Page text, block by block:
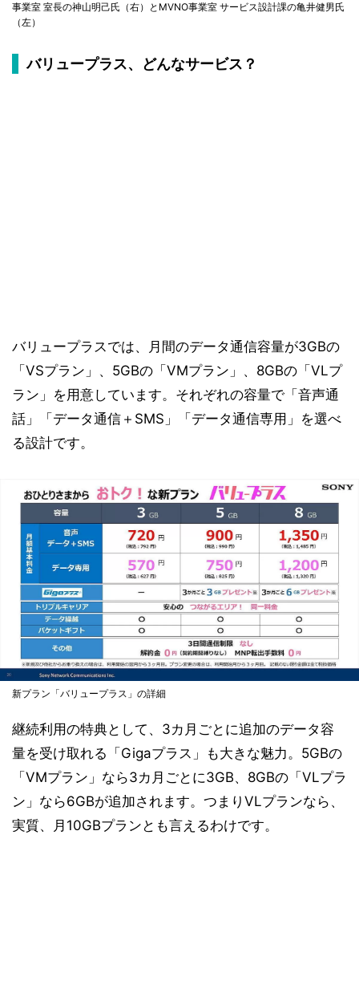
事業室 室長の神山明己氏（右）とMVNO事業室 サービス設計課の亀井健男氏
（左）
バリュープラス、どんなサービス？
バリュープラスでは、月間のデータ通信容量が3GBの
「VSプラン」、5GBの「VMプラン」、8GBの「VLプ
ラン」を用意しています。それぞれの容量で「音声通
話」「データ通信＋SMS」「データ通信専用」を選べ
る設計です。
新プラン「バリュープラス」の詳細
継続利用の特典として、3カ月ごとに追加のデータ容
量を受け取れる「Gigaプラス」も大きな魅力。5GBの
「VMプラン」なら3カ月ごとに3GB、8GBの「VLプラ
ン」なら6GBが追加されます。つまりVLプランなら、
実質、月10GBプランとも言えるわけです。